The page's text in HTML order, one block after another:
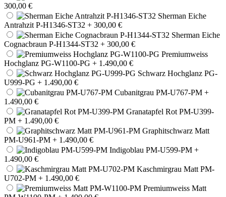
300,00 €
Sherman Eiche
Antrahzit P-H1346-ST32 + 300,00 €
Sherman Eiche
Cognacbraun P-H1344-ST32 + 300,00 €
Premiumweiss
Hochglanz PG-W1100-PG + 1.490,00 €
Schwarz Hochglanz PG-
U999-PG + 1.490,00 €
Cubanitgrau PM-U767-PM +
1.490,00 €
Granatapfel Rot PM-U399-
PM + 1.490,00 €
Graphitschwarz Matt
PM-U961-PM + 1.490,00 €
Indigoblau PM-U599-PM +
1.490,00 €
Kaschmirgrau Matt PM-
U702-PM + 1.490,00 €
Premiumweiss Matt